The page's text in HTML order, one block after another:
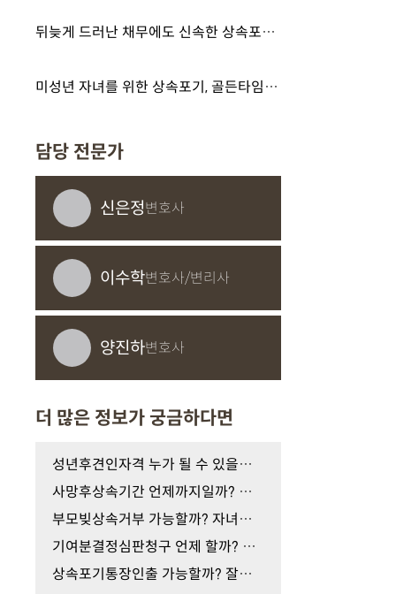
뒤늦게 드러난 채무에도 신속한 상속포기로 빚 대물림 차단
미성년 자녀를 위한 상속포기, 골든타임을 지켜낸 결정적 대응 사례
담당 전문가
신은정변호사
이수학변호사/변리사
양진하변호사
더 많은 정보가 궁금하다면
성년후견인자격 누가 될 수 있을까? 선임 기준부터 …
사망후상속기간 언제까지일까? 놓치면 불이익 생길 …
부모빚상속거부 가능할까? 자녀가 꼭 알아야 할 대응…
기여분결정심판청구 언제 할까? 상속기여를 인정받…
상속포기통장인출 가능할까? 잘못하면 상속포기가 …